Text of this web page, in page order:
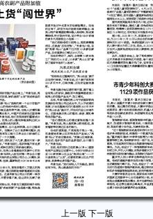
上一版 下一版